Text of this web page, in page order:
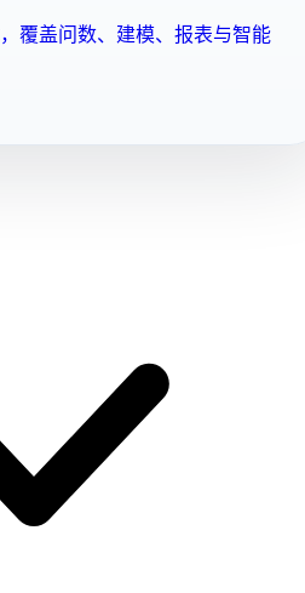
覆盖问数、建模、报表与智能